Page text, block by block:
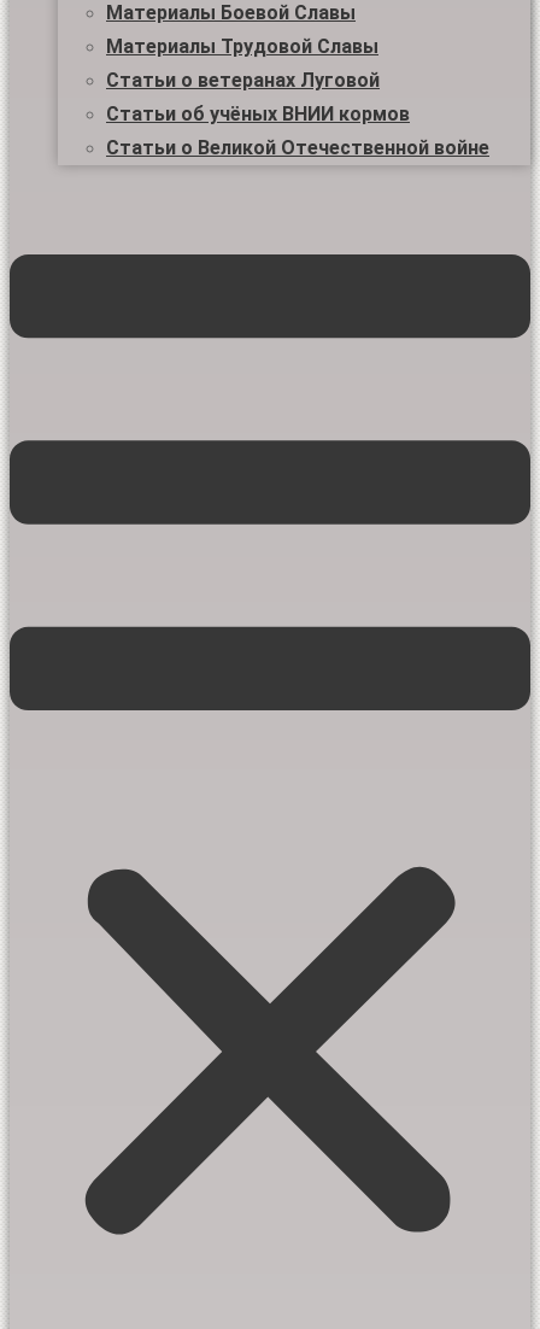
Материалы Боевой Славы
Материалы Трудовой Славы
Статьи о ветеранах Луговой
Статьи об учёных ВНИИ кормов
Статьи о Великой Отечественной войне